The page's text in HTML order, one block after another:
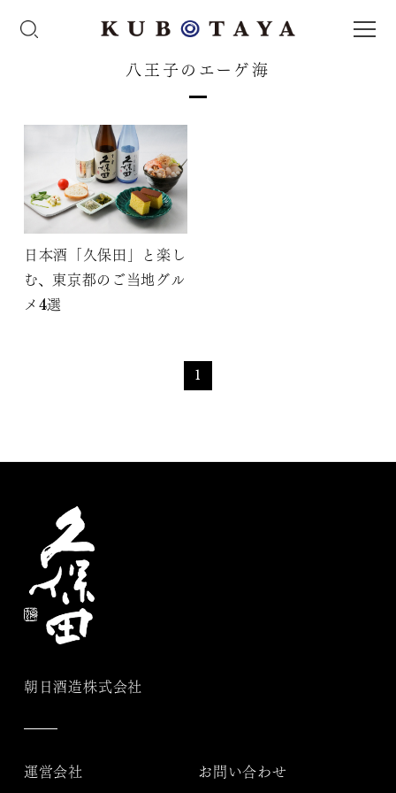
八王子のエーゲ海
日本酒「久保田」と楽し
む、東京都のご当地グル
メ4選
1
朝日酒造株式会社
運営会社 お問い合わせ